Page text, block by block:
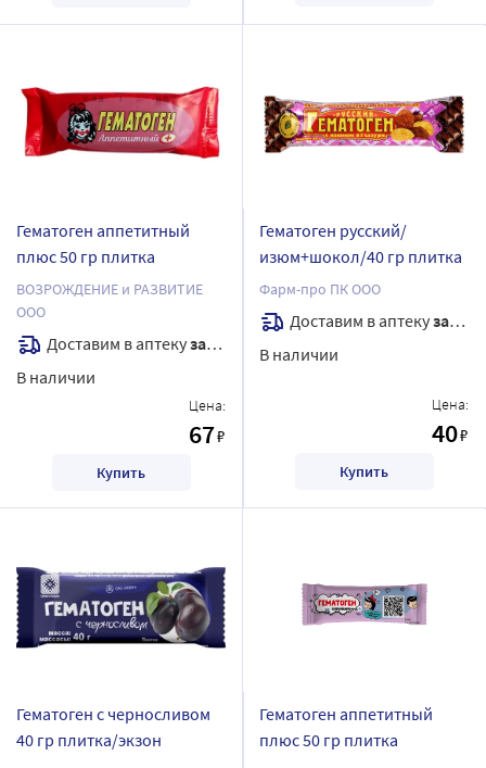
Гематоген аппетитный
плюс 50 гр плитка
ВОЗРОЖДЕНИЕ и РАЗВИТИЕ
ООО
Доставим в аптекузавтра
В наличии
Цена:
67₽
Купить
Гематоген русский/
изюм+шокол/40 гр плитка
Фарм-про ПК ООО
Доставим в аптекузавтра
В наличии
Цена:
40₽
Купить
Гематоген с черносливом
40 гр плитка/экзон
Гематоген аппетитный
плюс 50 гр плитка